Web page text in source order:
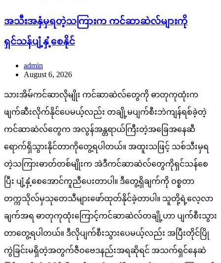
အသီးအနှံမှရတဲ့သကြားက ကင်ဆာဆဲလ်များကို
ရှင်သန်ပျံ့နှံ့စေနိုင်
admin
August 6, 2026
သားအိမ်ကင်ဆာလိုမျိုး ကင်ဆာဆဲလ်တွေကို ဓာတုကုထုံးက
ဖျက်ဆီးလိုက်နိုင်ပေမယ့်လည်း တချို့မပျက်စီးဘဲကျန်ရစ်ခဲ့တဲ့
ကင်ဆာဆဲလ်တွေက အလွန်အန္တရာယ်ကြီးတဲ့အခြေအနေဆီ
ရောက်ရှိသွားနိုင်တာကိုတွေ့ရပါတယ်။ အထူးသဖြင့် သစ်သီးမှရ
တဲ့သကြားဓာတ်တစ်မျိုးက အဲဒီကင်ဆာဆဲလ်တွေကိုရှင်သန်စေ
ပြီး ပျံ့နှံ့စေအောင်ကူညီပေးတာပါ။ ဒီတွေ့ရှိချက်ကို ဝစ္စတာ
တက္ကသိုလ်မှသုတေသီများဖော်ထုတ်နိုင်ခဲ့တာပါ။ သူတို့ရဲ့လေ့လာ
ချက်အရ ဓာတုကုထုံးကြောင့်ကင်ဆာဆဲလ်တချို့ဟာ ပျက်စီးသွား
တာတွေ့ရပါတယ်။ ဒီလိုပျက်စီးသွားပေမယ့်လည်း အပြီးတိုင်ပြို
ကွဲခြင်းမရှိတဲ့အတွက်ဇီဝဗေဒနည်းအရဆိုရင် အသက်ရှင်နေဆဲ